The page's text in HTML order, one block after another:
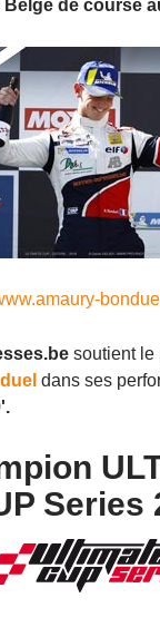
Belge de course
soutient le
dans ses
Series